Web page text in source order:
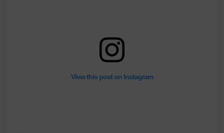
View this post on Instagram